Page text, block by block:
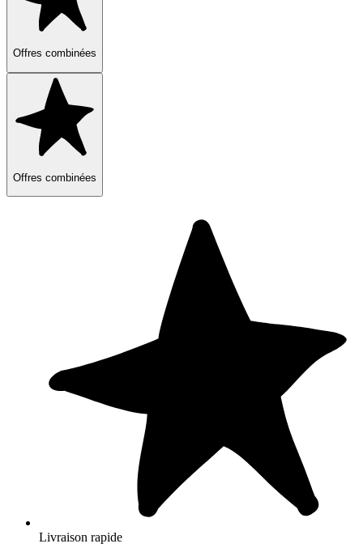
Offres combinées
Offres combinées
Livraison rapide